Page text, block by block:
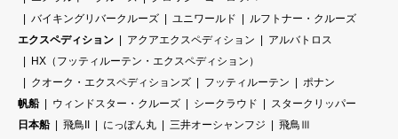
バイキングリバークルーズ
ユニワールド
ルフトナー・クルーズ
エクスペディション
アクアエクスペディション
アルバトロス
HX（フッティルーテン・エクスペディション）
クオーク・エクスペディションズ
フッティルーテン
ポナン
帆船
ウィンドスター・クルーズ シークラウド
スタークリッパー
日本船
飛鳥II にっぽん丸 三井オーシャンフジ
飛鳥Ⅲ